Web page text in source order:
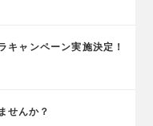
キャンペーン実施決定！
せんか？